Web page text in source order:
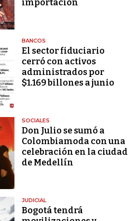
importación
BANCOS
El sector fiduciario
cerró con activos
administrados por
$1.169 billones a junio
SOCIALES
Don Julio se sumó a
Colombiamoda con una
celebración en la ciudad
de Medellín
JUDICIAL
Bogotá tendrá